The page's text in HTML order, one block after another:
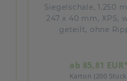
Siegelschale, 1.250
247 x 40 mm, XPS,
geteilt, ohne
ab 85,81
Karton (200